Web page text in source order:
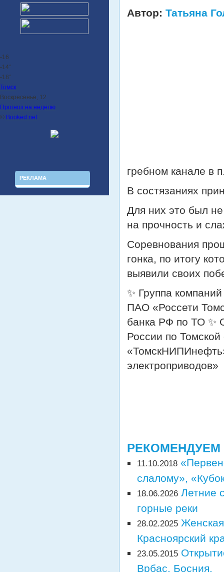
-16
-14°
-18°
Томск
Воскресенье, 12
Прогноз на неделю
© Booked.net
РЕКЛАМА
Автор: Татьяна
гребном канале в
В состязаниях
Для них это был
на прочность и
Соревнования
гонка, по итогу
выявили своих
✨ Группа
ПАО «Россети
банка РФ по ТО
России по
электроприводов»
11.10.2018
слалому»,
18.06.2026 Летние
горные реки
28.02.2025
Красноярский
23.05.2015
Врбас, Босния.